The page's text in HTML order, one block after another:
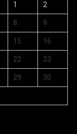
1 2
8 9
15 16
22 23
29 30